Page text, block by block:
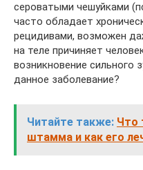
сероватыми чешуйками
часто обладает
рецидивами, возможен
на теле причиняет
возникновение сильного
данное заболевание?
Читайте также: Что
штамма и как его